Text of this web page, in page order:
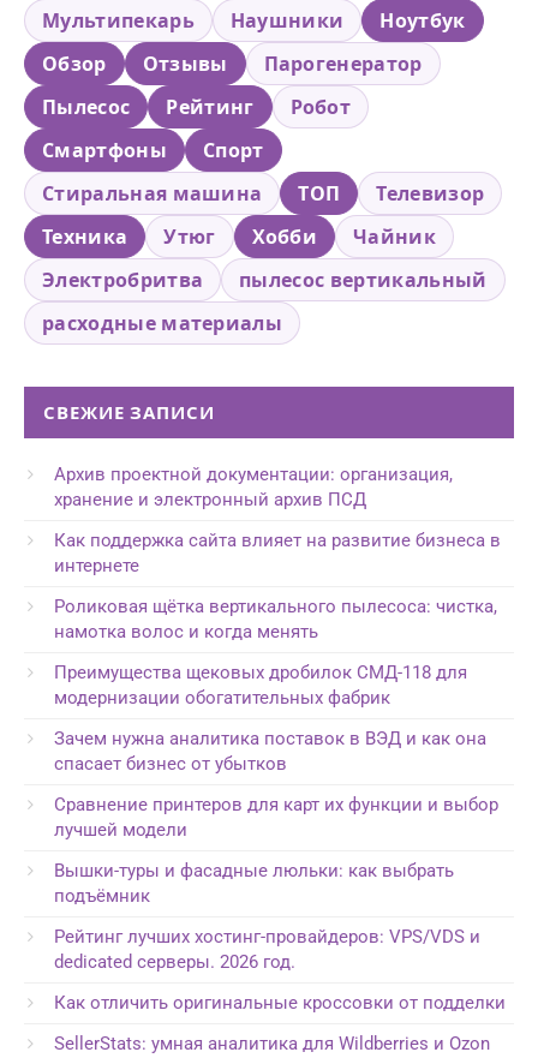
Мультипекарь Наушники
Ноутбук
Обзор
Отзывы
Парогенератор
Пылесос
Рейтинг
Робот
Смартфоны
Спорт
Стиральная машина
ТОП
Телевизор
Техника
Утюг Хобби
Чайник
Электробритва
пылесос вертикальный
расходные материалы
СВЕЖИЕ ЗАПИСИ
Архив проектной документации: организация,
хранение и электронный архив ПСД
Как поддержка сайта влияет на развитие бизнеса в
интернете
Роликовая щётка вертикального пылесоса: чистка,
намотка волос и когда менять
Преимущества щековых дробилок СМД-118 для
модернизации обогатительных фабрик
Зачем нужна аналитика поставок в ВЭД и как она
спасает бизнес от убытков
Сравнение принтеров для карт их функции и выбор
лучшей модели
Вышки-туры и фасадные люльки: как выбрать
подъёмник
Рейтинг лучших хостинг-провайдеров: VPS/VDS и
dedicated серверы. 2026 год.
Как отличить оригинальные кроссовки от подделки
SellerStats: умная аналитика для Wildberries и Ozon